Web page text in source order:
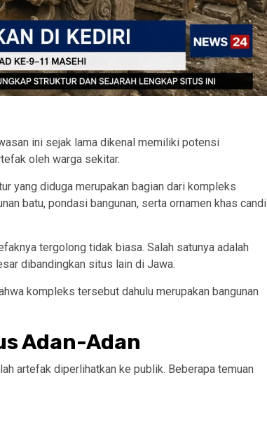
ini sejak lama dikenal memiliki potensi
oleh warga sekitar.
yang diduga merupakan bagian dari kompleks
batu, pondasi bangunan, serta ornamen khas candi
tergolong tidak biasa. Salah satunya adalah
dibandingkan situs lain di Jawa.
kompleks tersebut dahulu merupakan bangunan
Adan-Adan
artefak diperlihatkan ke publik. Beberapa temuan